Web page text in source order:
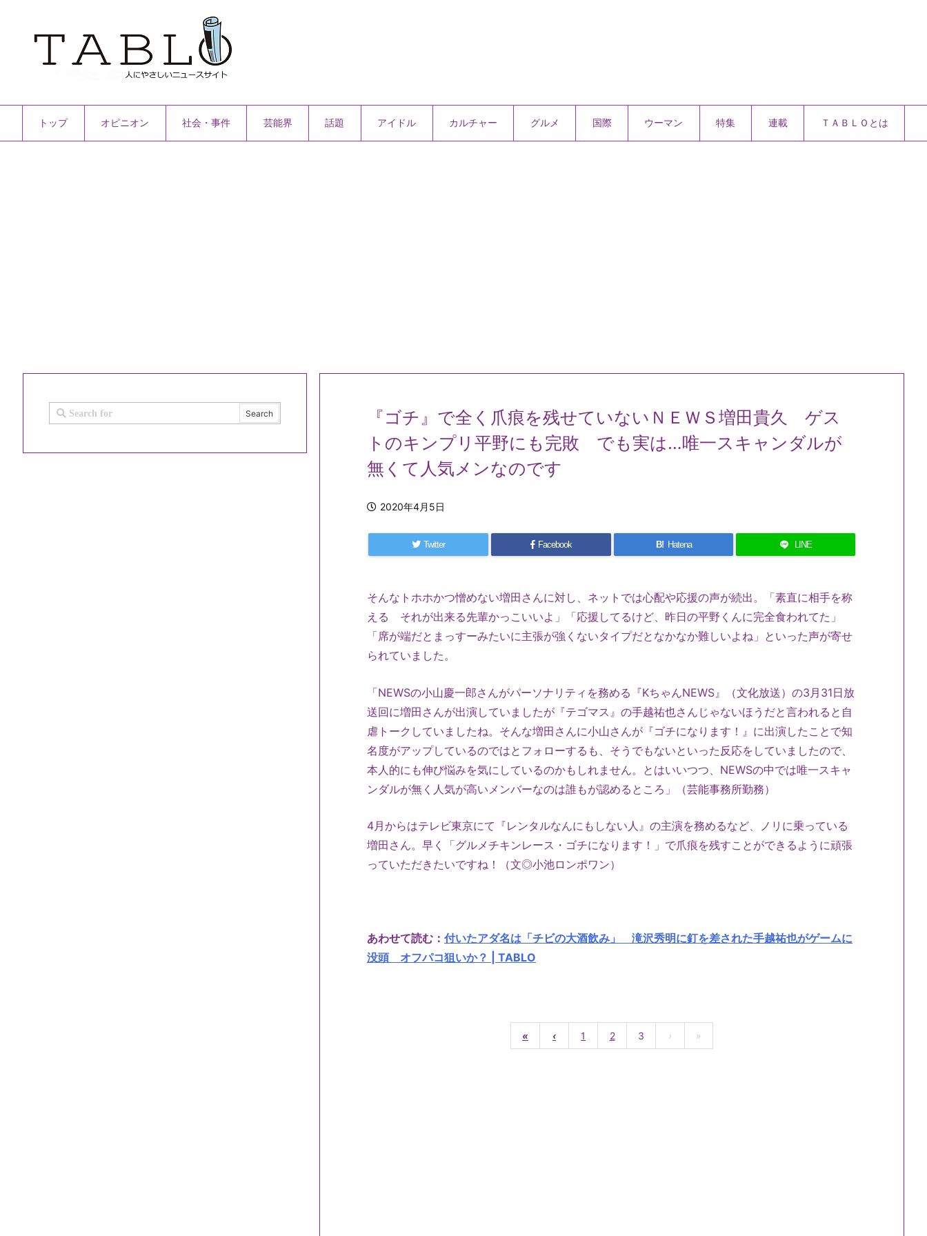
トップ オピニオン 社会・事件 芸能界 話題 アイドル カルチャー グルメ 国際 ウーマン 特集 連載 ＴＡＢＬＯとは
『ゴチ』で全く爪痕を残せていないＮＥＷＳ増田貴久 ゲス
トのキンプリ平野にも完敗 でも実は…唯一スキャンダルが
無くて人気メンなのです
2020年4月5日
Twitter Facebook B! Hatena LINE
そんなトホホかつ憎めない増田さんに対し、ネットでは心配や応援の声が続出。「素直に相手を称
える それが出来る先輩かっこいいよ」「応援してるけど、昨日の平野くんに完全食われてた」
「席が端だとまっすーみたいに主張が強くないタイプだとなかなか難しいよね」といった声が寄せ
られていました。
「NEWSの小山慶一郎さんがパーソナリティを務める『KちゃんNEWS』（文化放送）の3月31日放
送回に増田さんが出演していましたが『テゴマス』の手越祐也さんじゃないほうだと言われると自
虐トークしていましたね。そんな増田さんに小山さんが『ゴチになります！』に出演したことで知
名度がアップしているのではとフォローするも、そうでもないといった反応をしていましたので、
本人的にも伸び悩みを気にしているのかもしれません。とはいいつつ、NEWSの中では唯一スキャ
ンダルが無く人気が高いメンバーなのは誰もが認めるところ」（芸能事務所勤務）
4月からはテレビ東京にて『レンタルなんにもしない人』の主演を務めるなど、ノリに乗っている
増田さん。早く「グルメチキンレース・ゴチになります！」で爪痕を残すことができるように頑張
っていただきたいですね！（文◎小池ロンポワン）
あわせて読む： 付いたアダ名は「チビの大酒飲み」 滝沢秀明に釘を差された手越祐也がゲームに
没頭 オフパコ狙いか？ | TABLO
« ‹ 1 2 3 › »